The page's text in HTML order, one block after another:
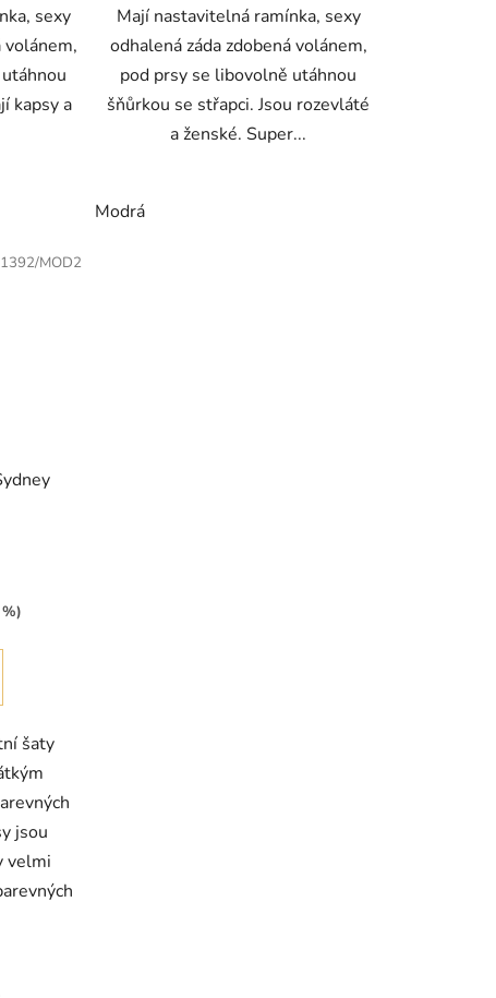
sexy
volánem,
kapsy a
Mají nastavitelná ramínka, sexy
odhalená záda zdobená volánem,
pod prsy se libovolně utáhnou
šňůrkou se střapci. Jsou rozevláté
a ženské. Super...
Modrá
šaty
jsou
velmi
1392/MOD2